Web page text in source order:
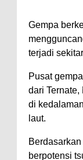
Gempa
terjadi
Pusat
dari Ternate,
di
laut.
berpotensi